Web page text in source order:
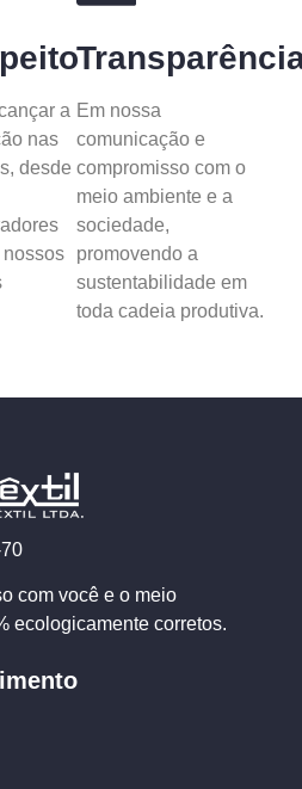
a
nas
desde
Em nossa
comunicação e
compromisso com o
meio ambiente e a
sociedade,
promovendo a
sustentabilidade em
toda cadeia produtiva.
com você e o meio
ecologicamente corretos.